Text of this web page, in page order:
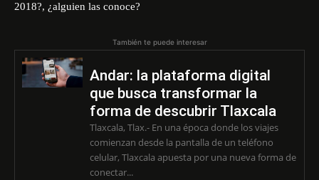
2018?, ¿alguien las conoce?
También te puede interesar
Andar: la plataforma digital
que busca transformar la
forma de descubrir Tlaxcala
Tlaxcala, Tlax.- En una época donde los viajes
comienzan desde la pantalla de un teléfono
celular, Tlaxcala apuesta por una nueva forma de
conectar...